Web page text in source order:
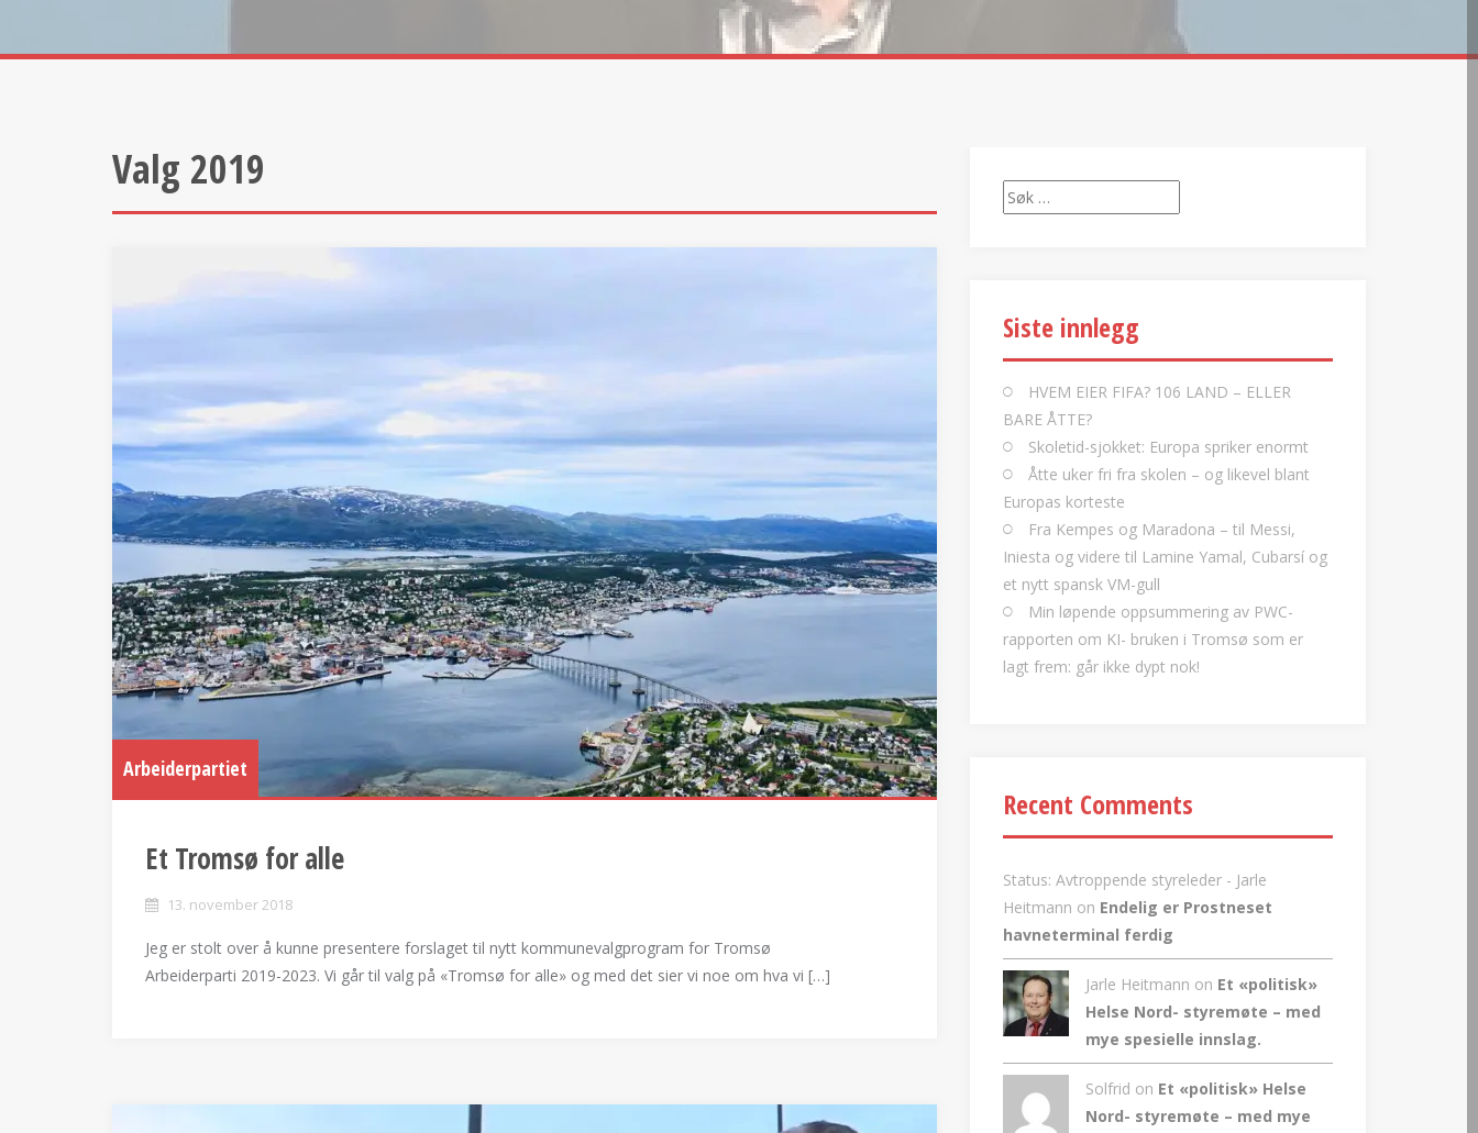
Valg 2019
Arbeiderpartiet
Et Tromsø for alle
13. november 2018
Jeg er stolt over å kunne presentere forslaget til nytt kommunevalgprogram for Tromsø
Arbeiderparti 2019-2023. Vi går til valg på «Tromsø for alle» og med det sier vi noe om hva vi […]
Søk
etter:
Siste innlegg
HVEM EIER FIFA? 106 LAND – ELLER
BARE ÅTTE?
Skoletid-sjokket: Europa spriker enormt
Åtte uker fri fra skolen – og likevel blant
Europas korteste
Fra Kempes og Maradona – til Messi,
Iniesta og videre til Lamine Yamal, Cubarsí og
et nytt spansk VM-gull
Min løpende oppsummering av PWC-
rapporten om KI- bruken i Tromsø som er
lagt frem: går ikke dypt nok!
Recent Comments
Status: Avtroppende styreleder - Jarle
Heitmann on Endelig er Prostneset
havneterminal ferdig
Jarle Heitmann on Et «politisk»
Helse Nord- styremøte – med
mye spesielle innslag.
Solfrid on Et «politisk» Helse
Nord- styremøte – med mye